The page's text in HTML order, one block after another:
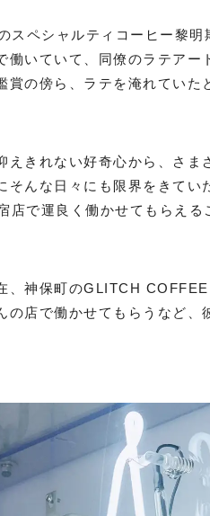
スペシャルティコーヒー黎
働いていて、同僚のラテア
賞の傍ら、ラテを淹れていた
えきれない好奇心から、さ
そんな日々にも限界をきて
で運良く働かせてもらえる
、神保町のGLITCH
の店で働かせてもらうなど